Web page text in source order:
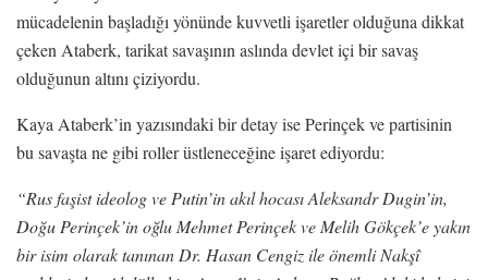
mücadelenin başladığı yönünde kuvvetli işaretler olduğuna dikkat
çeken Ataberk, tarikat savaşının aslında devlet içi bir savaş
olduğunun altını çiziyordu.
Kaya Ataberk’in yazısındaki bir detay ise Perinçek ve partisinin
bu savaşta ne gibi roller üstleneceğine işaret ediyordu:
“Rus faşist ideolog ve Putin’in akıl hocası Aleksandr Dugin’in,
Doğu Perinçek’in oğlu Mehmet Perinçek ve Melih Gökçek’e yakın
bir isim olarak tanınan Dr. Hasan Cengiz ile önemli Nakşî